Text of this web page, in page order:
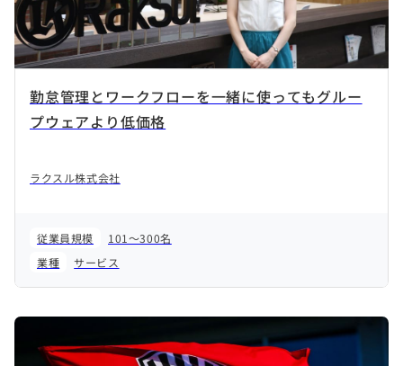
勤怠管理とワークフローを一緒に使ってもグルー
プウェアより低価格
ラクスル株式会社
従業員規模
101～300名
業種
サービス